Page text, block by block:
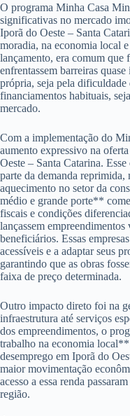
O programa Minha Casa
significativas no mercado
Iporã do Oeste – Santa
moradia, na economia local
lançamento, era comum que
enfrentassem barreiras
própria, seja pela dificuldade
financiamentos habituais,
mercado.
Com a implementação do
aumento expressivo na
Oeste – Santa Catarina.
parte da demanda
aquecimento no setor da
médio e grande porte**
fiscais e condições
lançassem
beneficiários. Essas
acessíveis e a adaptar seus
garantindo que as obras
faixa de preço determinada.
Outro impacto direto foi na
infraestrutura até serviços
dos empreendimentos, o
trabalho na economia
desemprego em Iporã do
maior movimentação
acesso a essa renda
região.